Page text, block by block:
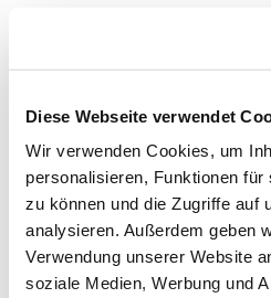
Diese Webseite verwendet
Wir verwenden Cookies, um
personalisieren, Funktionen
zu können und die Zugriffe auf
analysieren. Außerdem geben
Verwendung unserer Website
soziale Medien, Werbung und